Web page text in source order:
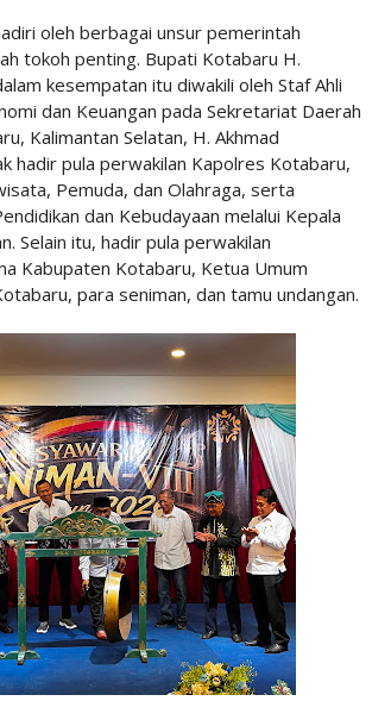
oleh berbagai unsur pemerintah
tokoh penting. Bupati Kotabaru H.
kesempatan itu diwakili oleh Staf Ahli
dan Keuangan pada Sekretariat Daerah
Kalimantan Selatan, H. Akhmad
hadir pula perwakilan Kapolres Kotabaru,
Pemuda, dan Olahraga, serta
dan Kebudayaan melalui Kepala
Selain itu, hadir pula perwakilan
Kabupaten Kotabaru, Ketua Umum
para seniman, dan tamu undangan.